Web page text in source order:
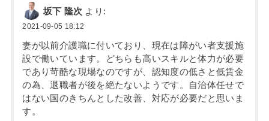
坂下 隆次 より:
2021-09-05 18:12
妻が以前介護職に付いており、現在は障がい者支援施
設で働いています。どちらも高いスキルと体力が必要
であり苛酷な現場なのですが、認知度の低さと低賃金
の為、退職者が後を絶たないようです。自治体任せで
はない国のきちんとした改善、対応が必要だと思いま
す。